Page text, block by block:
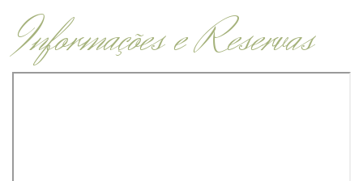
Informações e Reservas